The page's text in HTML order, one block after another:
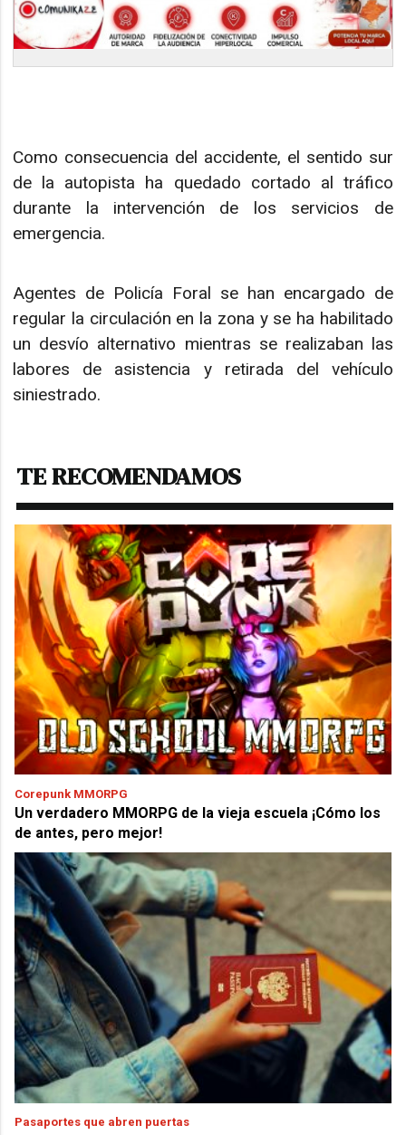
Como consecuencia del accidente, el sentido sur
de la autopista ha quedado cortado al tráfico
durante la intervención de los servicios de
emergencia.
Agentes de Policía Foral se han encargado de
regular la circulación en la zona y se ha habilitado
un desvío alternativo mientras se realizaban las
labores de asistencia y retirada del vehículo
siniestrado.
TE RECOMENDAMOS
Corepunk MMORPG
Un verdadero MMORPG de la vieja escuela ¡Cómo los
de antes, pero mejor!
Pasaportes que abren puertas